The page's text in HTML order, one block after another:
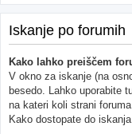
Iskanje po forumih
Kako lahko preiščem
V okno za iskanje (na
besedo. Lahko uporabite
na kateri koli strani
Kako dostopate do